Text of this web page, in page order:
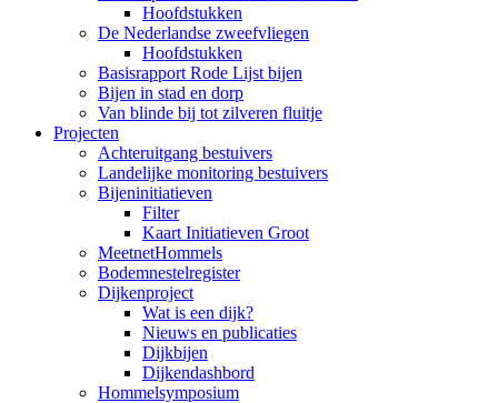
Hoofdstukken
De Nederlandse zweefvliegen
Hoofdstukken
Basisrapport Rode Lijst bijen
Bijen in stad en dorp
Van blinde bij tot zilveren fluitje
Projecten
Achteruitgang bestuivers
Landelijke monitoring bestuivers
Bijeninitiatieven
Filter
Kaart Initiatieven Groot
MeetnetHommels
Bodemnestelregister
Dijkenproject
Wat is een dijk?
Nieuws en publicaties
Dijkbijen
Dijkendashbord
Hommelsymposium